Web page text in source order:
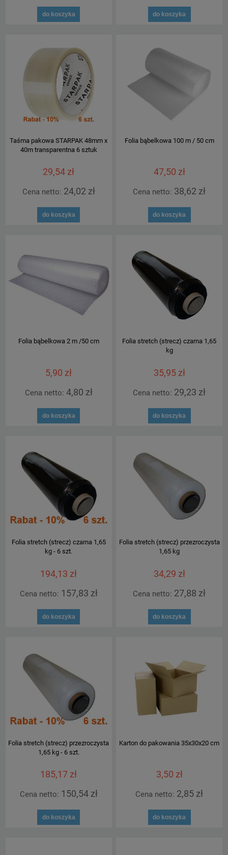
do koszyka do koszyka
Taśma pakowa STARPAK 48mm x
40m transparentna 6 sztuk
29,54 zł
Cena netto: 24,02 zł
do koszyka
Folia bąbelkowa 100 m / 50 cm
47,50 zł
Cena netto: 38,62 zł
do koszyka
Folia bąbelkowa 2 m /50 cm
5,90 zł
Cena netto: 4,80 zł
do koszyka
Folia stretch (strecz) czarna 1,65
kg
35,95 zł
Cena netto: 29,23 zł
do koszyka
Folia stretch (strecz) czarna 1,65
kg - 6 szt.
194,13 zł
Cena netto: 157,83 zł
do koszyka
Folia stretch (strecz) przezroczysta
1,65 kg
34,29 zł
Cena netto: 27,88 zł
do koszyka
Folia stretch (strecz) przezroczysta
1,65 kg - 6 szt.
185,17 zł
Cena netto: 150,54 zł
do koszyka
Karton do pakowania 35x30x20 cm
3,50 zł
Cena netto: 2,85 zł
do koszyka